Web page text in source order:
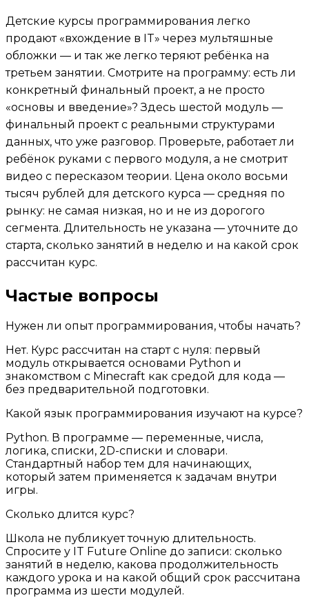
Детские курсы программирования легко
продают «вхождение в IT» через мультяшные
обложки — и так же легко теряют ребёнка на
третьем занятии. Смотрите на программу: есть ли
конкретный финальный проект, а не просто
«основы и введение»? Здесь шестой модуль —
финальный проект с реальными структурами
данных, что уже разговор. Проверьте, работает ли
ребёнок руками с первого модуля, а не смотрит
видео с пересказом теории. Цена около восьми
тысяч рублей для детского курса — средняя по
рынку: не самая низкая, но и не из дорогого
сегмента. Длительность не указана — уточните до
старта, сколько занятий в неделю и на какой срок
рассчитан курс.
Частые вопросы
Нужен ли опыт программирования, чтобы начать?
Нет. Курс рассчитан на старт с нуля: первый
модуль открывается основами Python и
знакомством с Minecraft как средой для кода —
без предварительной подготовки.
Какой язык программирования изучают на курсе?
Python. В программе — переменные, числа,
логика, списки, 2D-списки и словари.
Стандартный набор тем для начинающих,
который затем применяется к задачам внутри
игры.
Сколько длится курс?
Школа не публикует точную длительность.
Спросите у IT Future Online до записи: сколько
занятий в неделю, какова продолжительность
каждого урока и на какой общий срок рассчитана
программа из шести модулей.